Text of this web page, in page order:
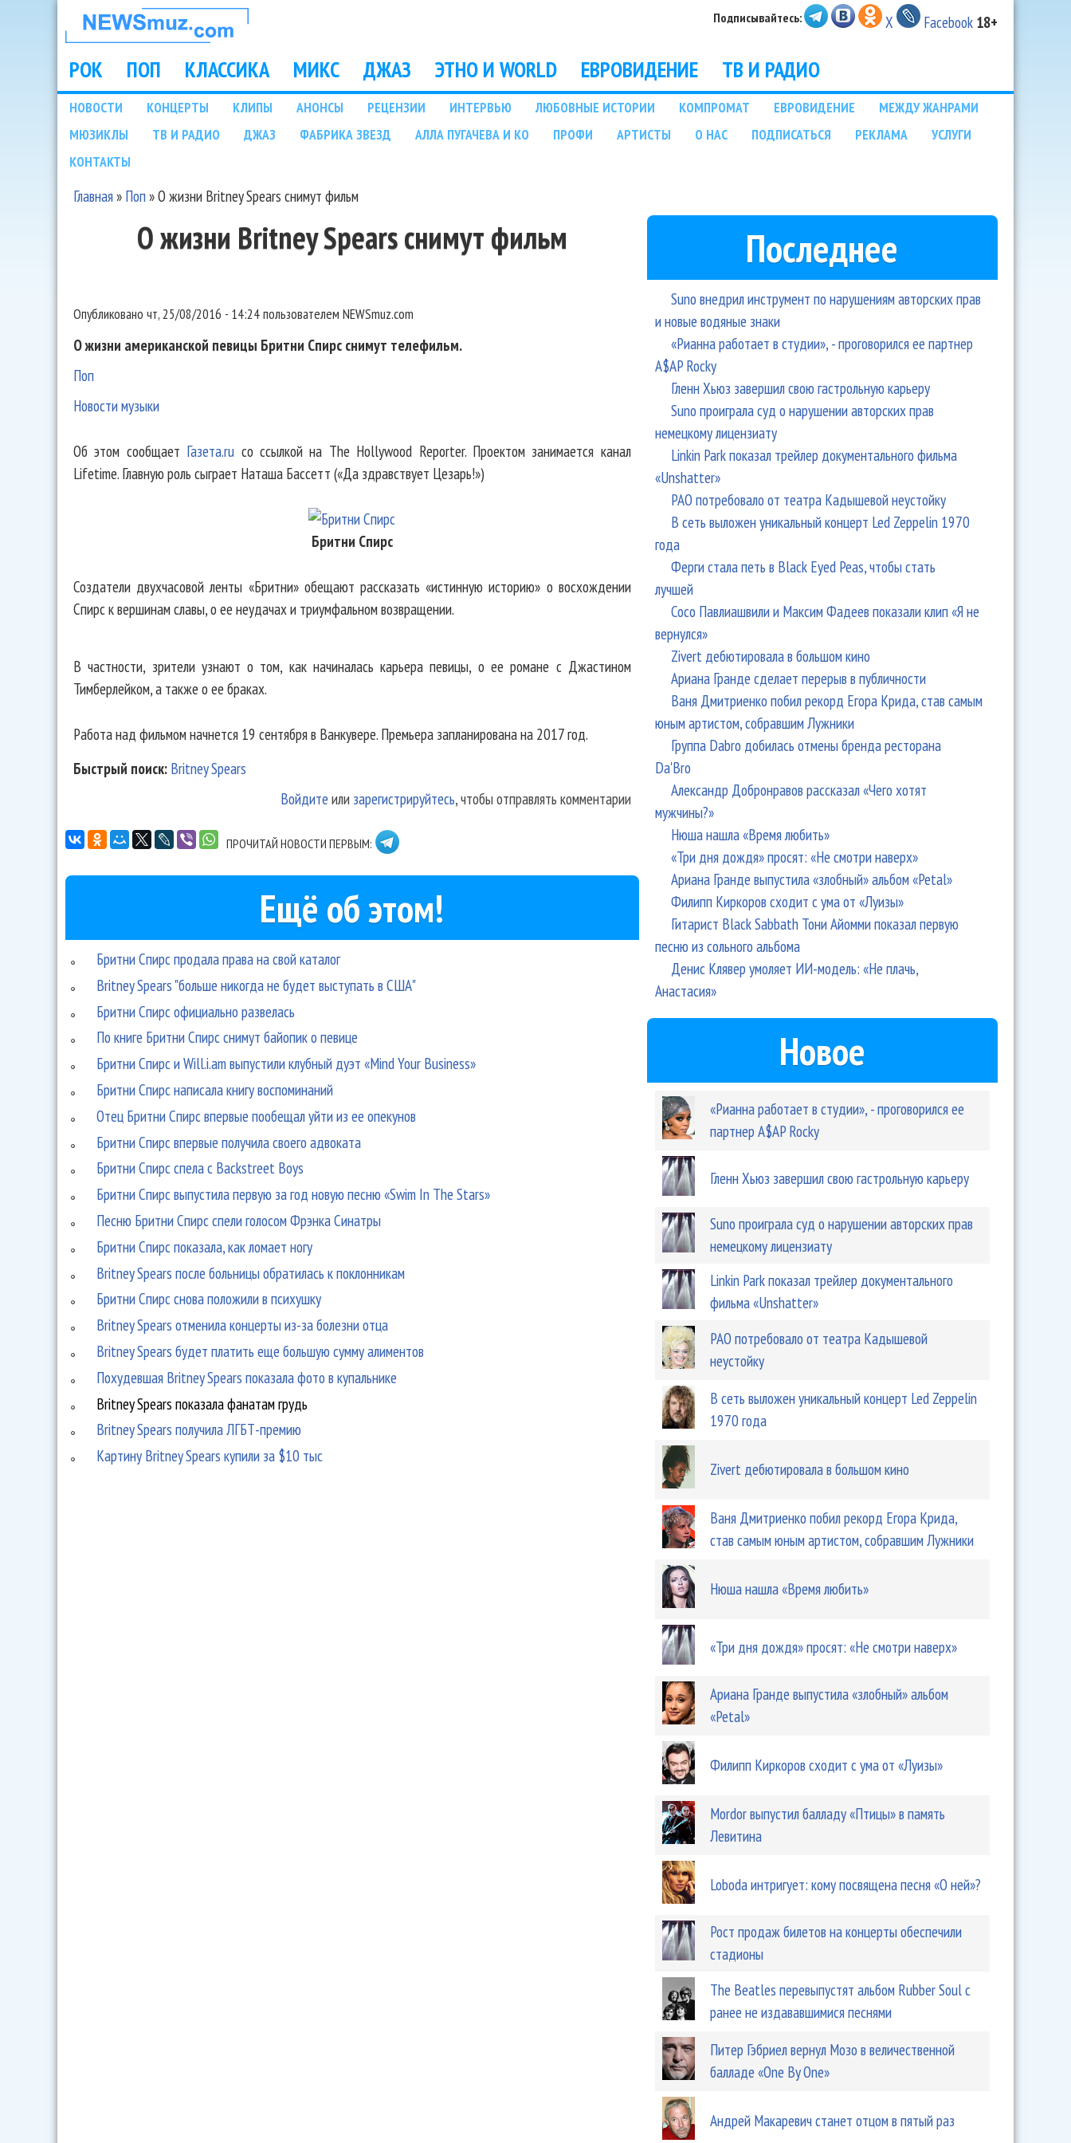
НОВОСТИ
МУЗЫКИ И
ШОУ БИЗНЕСА
NEWSMUZ.COM
Подписывайтесь: X Facebook 18+
Main menu
РОК ПОП КЛАССИКА МИКС ДЖАЗ ЭТНО И WORLD ЕВРОВИДЕНИЕ ТВ И РАДИО
Подразделы
НОВОСТИ КОНЦЕРТЫ КЛИПЫ АНОНСЫ РЕЦЕНЗИИ ИНТЕРВЬЮ ЛЮБОВНЫЕ ИСТОРИИ КОМПРОМАТ ЕВРОВИДЕНИЕ
МЕЖДУ ЖАНРАМИ
МЮЗИКЛЫ
ТВ И РАДИО ДЖАЗ ФАБРИКА ЗВЕЗД АЛЛА ПУГАЧЕВА И КО ПРОФИ АРТИСТЫ О НАС ПОДПИСАТЬСЯ РЕКЛАМА
УСЛУГИ
КОНТАКТЫ
Главная» Поп»О жизни Britney Spears снимут фильм
О жизни Britney Spears снимут фильм
Опубликовано чт, 25/08/2016 - 14:24пользователем NEWSmuz.com
О жизни американской певицы Бритни Спирс снимут телефильм.
Поп
Новости музыки
Об этом сообщает Газета.ru со ссылкой на The Hollywood Reporter. Проектом занимается канал
Lifetime. Главную роль сыграет Наташа Бассетт («Да здравствует Цезарь!»)
Бритни Спирс
Создатели двухчасовой ленты «Бритни» обещают рассказать «истинную историю» о восхождении
Спирс к вершинам славы, о ее неудачах и триумфальном возвращении.
В частности, зрители узнают о том, как начиналась карьера певицы, о ее романе с Джастином
Тимберлейком, а также о ее браках.
Работа над фильмом начнется 19 сентября в Ванкувере. Премьера запланирована на 2017 год.
Быстрый поиск: Britney Spears
Войдите или зарегистрируйтесь, чтобы отправлять комментарии
ПРОЧИТАЙ НОВОСТИ ПЕРВЫМ:
Ещё об этом!
Бритни Спирс продала права на свой каталог
Britney Spears "больше никогда не будет выступать в США"
Бритни Спирс официально развелась
По книге Бритни Спирс снимут байопик о певице
Бритни Спирс и Will.i.am выпустили клубный дуэт «Mind Your Business»
Бритни Спирс написала книгу воспоминаний
Отец Бритни Спирс впервые пообещал уйти из ее опекунов
Бритни Спирс впервые получила своего адвоката
Бритни Спирс спела с Backstreet Boys
Бритни Спирс выпустила первую за год новую песню «Swim In The Stars»
Песню Бритни Спирс спели голосом Фрэнка Синатры
Бритни Спирс показала, как ломает ногу
Britney Spears после больницы обратилась к поклонникам
Бритни Спирс снова положили в психушку
Britney Spears отменила концерты из-за болезни отца
Britney Spears будет платить еще большую сумму алиментов
Похудевшая Britney Spears показала фото в купальнике
Britney Spears показала фанатам грудь
Britney Spears получила ЛГБТ-премию
Картину Britney Spears купили за $10 тыс
Последнее
Suno внедрил инструмент по нарушениям авторских прав
и новые водяные знаки
«Рианна работает в студии», - проговорился ее партнер
A$AP Rocky
Гленн Хьюз завершил свою гастрольную карьеру
Suno проиграла суд о нарушении авторских прав
немецкому лицензиату
Linkin Park показал трейлер документального фильма
«Unshatter»
РАО потребовало от театра Кадышевой неустойку
В сеть выложен уникальный концерт Led Zeppelin 1970
года
Ферги стала петь в Black Eyed Peas, чтобы стать
лучшей
Сосо Павлиашвили и Максим Фадеев показали клип «Я не
вернулся»
Zivert дебютировала в большом кино
Ариана Гранде сделает перерыв в публичности
Ваня Дмитриенко побил рекорд Егора Крида, став самым
юным артистом, собравшим Лужники
Группа Dabro добилась отмены бренда ресторана
Da'Bro
Александр Добронравов рассказал «Чего хотят
мужчины?»
Нюша нашла «Время любить»
«Три дня дождя» просят: «Не смотри наверх»
Ариана Гранде выпустила «злобный» альбом «Petal»
Филипп Киркоров сходит с ума от «Луизы»
Гитарист Black Sabbath Тони Айомми показал первую
песню из сольного альбома
Денис Клявер умоляет ИИ-модель: «Не плачь,
Анастасия»
Новое
«Рианна работает в студии», - проговорился ее
партнер A$AP Rocky
Гленн Хьюз завершил свою гастрольную карьеру
Suno проиграла суд о нарушении авторских прав
немецкому лицензиату
Linkin Park показал трейлер документального
фильма «Unshatter»
РАО потребовало от театра Кадышевой
неустойку
В сеть выложен уникальный концерт Led Zeppelin
1970 года
Zivert дебютировала в большом кино
Ваня Дмитриенко побил рекорд Егора Крида,
став самым юным артистом, собравшим Лужники
Нюша нашла «Время любить»
«Три дня дождя» просят: «Не смотри наверх»
Ариана Гранде выпустила «злобный» альбом
«Petal»
Филипп Киркоров сходит с ума от «Луизы»
Mordor выпустил балладу «Птицы» в память
Левитина
Loboda интригует: кому посвящена песня «О ней»?
Рост продаж билетов на концерты обеспечили
стадионы
The Beatles перевыпустят альбом Rubber Soul с
ранее не издававшимися песнями
Питер Гэбриел вернул Мозо в величественной
балладе «One By One»
Андрей Макаревич станет отцом в пятый раз